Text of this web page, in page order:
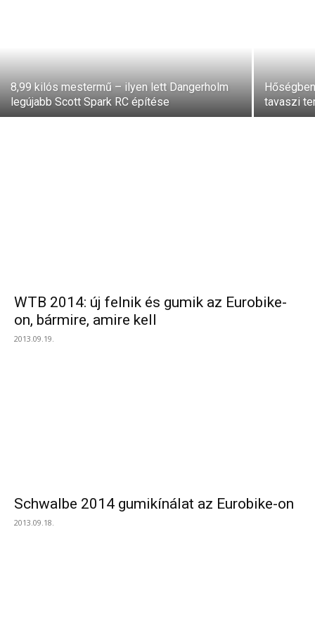
8,99 kilós mestermű – ilyen lett Dangerholm
legújabb Scott Spark RC építése
tavaszi
WTB 2014: új felnik és gumik az Eurobike-
on, bármire, amire kell
2013.09.19.
Schwalbe 2014 gumikínálat az Eurobike-on
2013.09.18.